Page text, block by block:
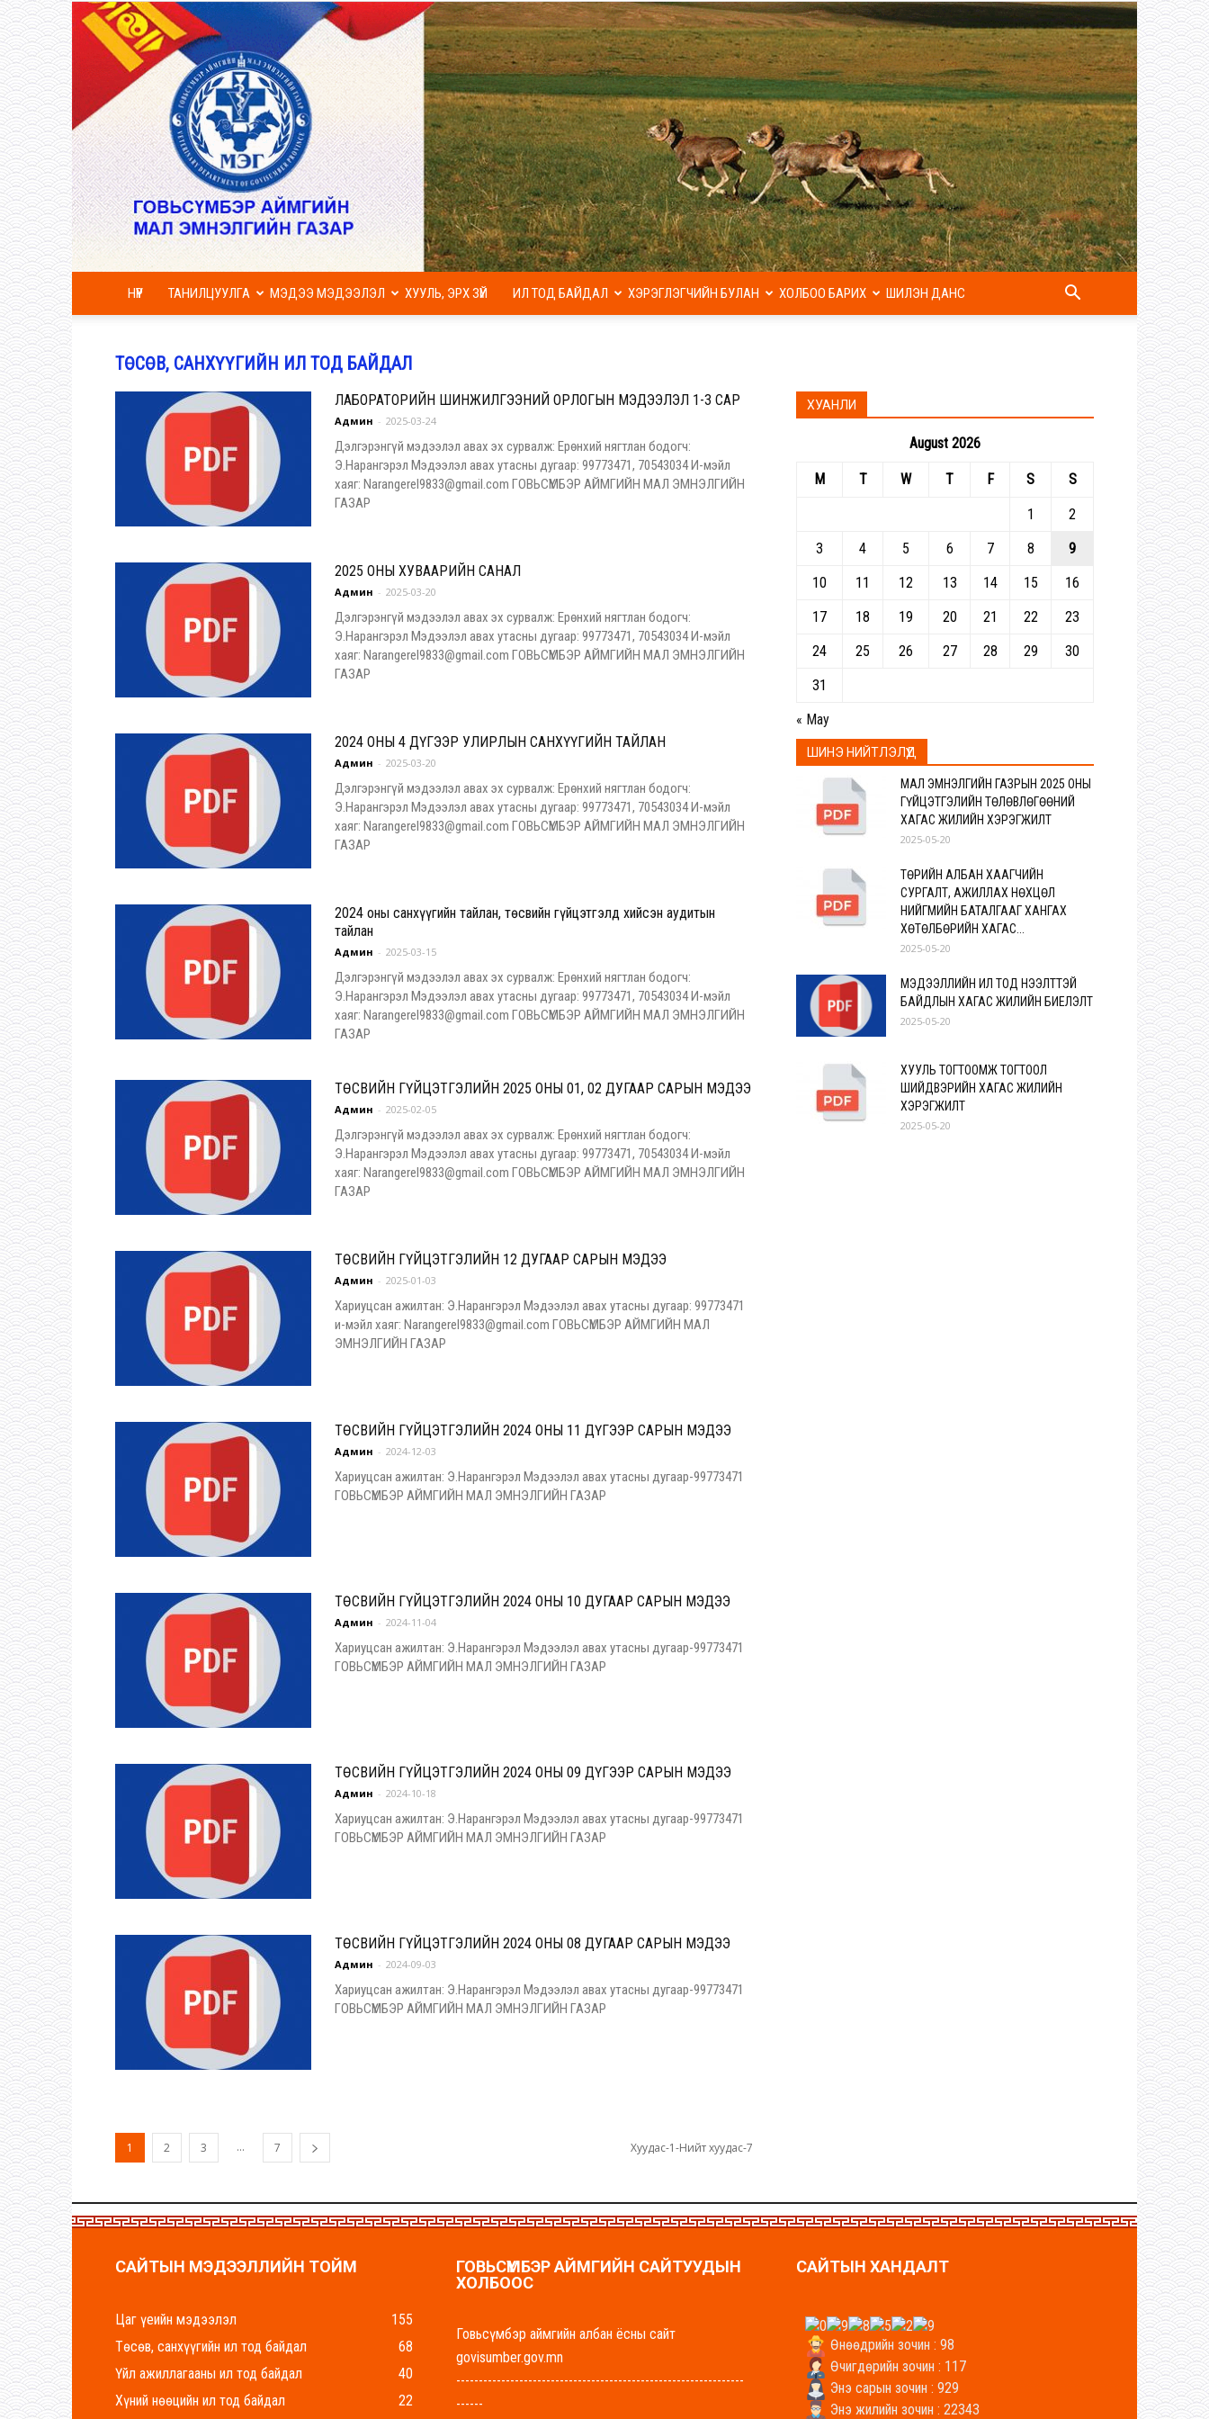
ЭМНЭЛГИЙН
НҮҮР ТАНИЛЦУУЛГА МЭДЭЭ МЭДЭЭЛЭЛ ХУУЛЬ, ЭРХ ЗҮЙ ИЛ ТОД БАЙДАЛ ХЭРЭГЛЭГЧИЙН БУЛАН ХОЛБОО БАРИХ ШИЛЭН ДАНС
ТӨСӨВ, САНХҮҮГИЙН ИЛ ТОД БАЙДАЛ
ЛАБОРАТОРИЙН ШИНЖИЛГЭЭНИЙ ОРЛОГЫН МЭДЭЭЛЭЛ 1-3 САР
Админ - 2025-03-24
Дэлгэрэнгүй мэдээлэл авах эх сурвалж: Ерөнхий нягтлан бодогч:
Э.Нарангэрэл Мэдээлэл авах утасны дугаар: 99773471, 70543034 И-мэйл
хаяг: Narangerel9833@gmail.com ГОВЬСҮМБЭР АЙМГИЙН МАЛ ЭМНЭЛГИЙН
ГАЗАР
2025 ОНЫ ХУВААРИЙН САНАЛ
Админ - 2025-03-20
Дэлгэрэнгүй мэдээлэл авах эх сурвалж: Ерөнхий нягтлан бодогч:
Э.Нарангэрэл Мэдээлэл авах утасны дугаар: 99773471, 70543034 И-мэйл
хаяг: Narangerel9833@gmail.com ГОВЬСҮМБЭР АЙМГИЙН МАЛ ЭМНЭЛГИЙН
ГАЗАР
2024 ОНЫ 4 ДҮГЭЭР УЛИРЛЫН САНХҮҮГИЙН ТАЙЛАН
Админ - 2025-03-20
Дэлгэрэнгүй мэдээлэл авах эх сурвалж: Ерөнхий нягтлан бодогч:
Э.Нарангэрэл Мэдээлэл авах утасны дугаар: 99773471, 70543034 И-мэйл
хаяг: Narangerel9833@gmail.com ГОВЬСҮМБЭР АЙМГИЙН МАЛ ЭМНЭЛГИЙН
ГАЗАР
2024 оны санхүүгийн тайлан, төсвийн гүйцэтгэлд хийсэн аудитын
тайлан
Админ - 2025-03-15
Дэлгэрэнгүй мэдээлэл авах эх сурвалж: Ерөнхий нягтлан бодогч:
Э.Нарангэрэл Мэдээлэл авах утасны дугаар: 99773471, 70543034 И-мэйл
хаяг: Narangerel9833@gmail.com ГОВЬСҮМБЭР АЙМГИЙН МАЛ ЭМНЭЛГИЙН
ГАЗАР
ТӨСВИЙН ГҮЙЦЭТГЭЛИЙН 2025 ОНЫ 01, 02 ДУГААР САРЫН МЭДЭЭ
Админ - 2025-02-05
Дэлгэрэнгүй мэдээлэл авах эх сурвалж: Ерөнхий нягтлан бодогч:
Э.Нарангэрэл Мэдээлэл авах утасны дугаар: 99773471, 70543034 И-мэйл
хаяг: Narangerel9833@gmail.com ГОВЬСҮМБЭР АЙМГИЙН МАЛ ЭМНЭЛГИЙН
ГАЗАР
ТӨСВИЙН ГҮЙЦЭТГЭЛИЙН 12 ДУГААР САРЫН МЭДЭЭ
Админ - 2025-01-03
Хариуцсан ажилтан: Э.Нарангэрэл Мэдээлэл авах утасны дугаар: 99773471
и-мэйл хаяг: Narangerel9833@gmail.com ГОВЬСҮМБЭР АЙМГИЙН МАЛ
ЭМНЭЛГИЙН ГАЗАР
ТӨСВИЙН ГҮЙЦЭТГЭЛИЙН 2024 ОНЫ 11 ДҮГЭЭР САРЫН МЭДЭЭ
Админ - 2024-12-03
Хариуцсан ажилтан: Э.Нарангэрэл Мэдээлэл авах утасны дугаар-99773471
ГОВЬСҮМБЭР АЙМГИЙН МАЛ ЭМНЭЛГИЙН ГАЗАР
ТӨСВИЙН ГҮЙЦЭТГЭЛИЙН 2024 ОНЫ 10 ДУГААР САРЫН МЭДЭЭ
Админ - 2024-11-04
Хариуцсан ажилтан: Э.Нарангэрэл Мэдээлэл авах утасны дугаар-99773471
ГОВЬСҮМБЭР АЙМГИЙН МАЛ ЭМНЭЛГИЙН ГАЗАР
ТӨСВИЙН ГҮЙЦЭТГЭЛИЙН 2024 ОНЫ 09 ДҮГЭЭР САРЫН МЭДЭЭ
Админ - 2024-10-18
Хариуцсан ажилтан: Э.Нарангэрэл Мэдээлэл авах утасны дугаар-99773471
ГОВЬСҮМБЭР АЙМГИЙН МАЛ ЭМНЭЛГИЙН ГАЗАР
ТӨСВИЙН ГҮЙЦЭТГЭЛИЙН 2024 ОНЫ 08 ДУГААР САРЫН МЭДЭЭ
Админ - 2024-09-03
Хариуцсан ажилтан: Э.Нарангэрэл Мэдээлэл авах утасны дугаар-99773471
ГОВЬСҮМБЭР АЙМГИЙН МАЛ ЭМНЭЛГИЙН ГАЗАР
1 2 3 ... 7 Хуудас-1-Нийт хуудас-7
ХУАНЛИ
August 2026
M T W T F S S
« May
1
2
3
4 5 6 7 8
9
10
11 12 13 14 15
16
17
18 19 20 21 22
23
24
25 26 27 28 29
30
31
ШИНЭ НИЙТЛЭЛҮҮД
МАЛ ЭМНЭЛГИЙН ГАЗРЫН 2025 ОНЫ
ГҮЙЦЭТГЭЛИЙН ТӨЛӨВЛӨГӨӨНИЙ
ХАГАС ЖИЛИЙН ХЭРЭГЖИЛТ
2025-05-20
ТӨРИЙН АЛБАН ХААГЧИЙН
СУРГАЛТ, АЖИЛЛАХ НӨХЦӨЛ
НИЙГМИЙН БАТАЛГААГ ХАНГАХ
ХӨТӨЛБӨРИЙН ХАГАС...
2025-05-20
МЭДЭЭЛЛИЙН ИЛ ТОД НЭЭЛТТЭЙ
БАЙДЛЫН ХАГАС ЖИЛИЙН БИЕЛЭЛТ
2025-05-20
ХУУЛЬ ТОГТООМЖ ТОГТООЛ
ШИЙДВЭРИЙН ХАГАС ЖИЛИЙН
ХЭРЭГЖИЛТ
2025-05-20
САЙТЫН МЭДЭЭЛЛИЙН ТОЙМ
Цаг үеийн мэдээлэл
155
Төсөв, санхүүгийн ил тод байдал
68
Үйл ажиллагааны ил тод байдал
40
Хүний нөөцийн ил тод байдал
22
ГОВЬСҮМБЭР АЙМГИЙН САЙТУУДЫН
ХОЛБООС
Говьсүмбэр аймгийн албан ёсны сайт
govisumber.gov.mn
----------------------------------------------------------------
------
САЙТЫН ХАНДАЛТ
Өнөөдрийн зочин : 98
Өчигдөрийн зочин : 117
Энэ сарын зочин : 929
Энэ жилийн зочин : 22343